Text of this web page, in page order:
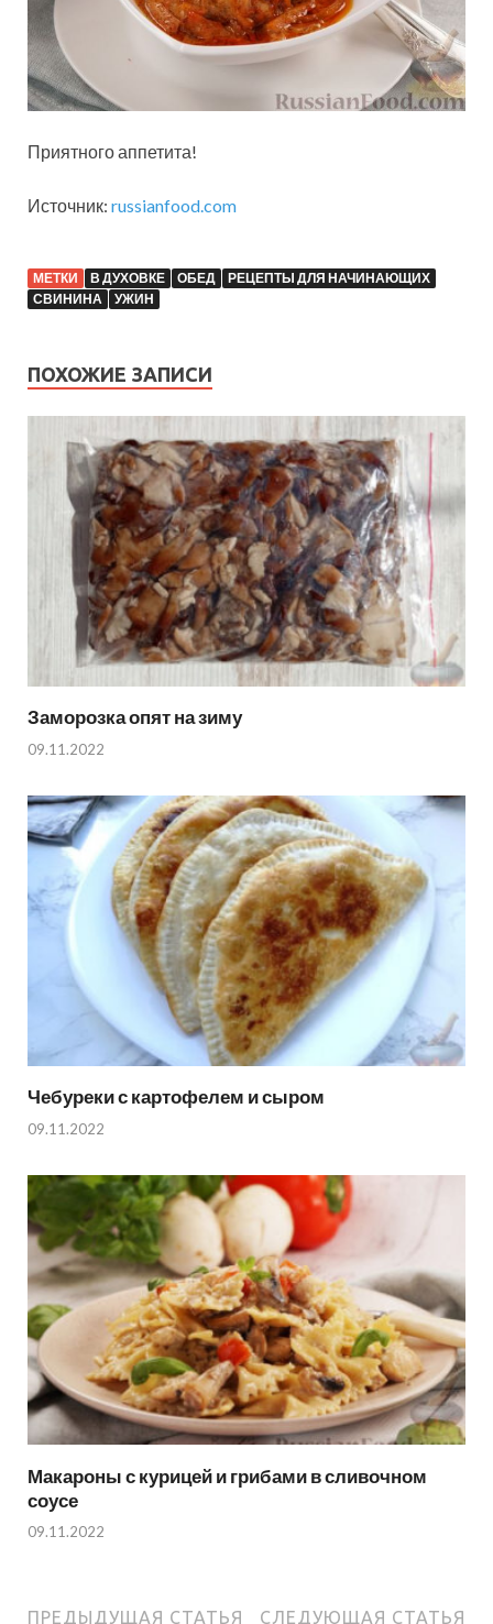
Приятного аппетита!
Источник: russianfood.com
МЕТКИ В ДУХОВКЕ ОБЕД
РЕЦЕПТЫ ДЛЯ НАЧИНАЮЩИХ
СВИНИНА
УЖИН
ПОХОЖИЕ ЗАПИСИ
Заморозка опят на зиму
09.11.2022
Чебуреки с картофелем и сыром
09.11.2022
Макароны с курицей и грибами в сливочном
соусе
09.11.2022
ПРЕДЫДУЩАЯ СТАТЬЯ СЛЕДУЮЩАЯ СТАТЬЯ